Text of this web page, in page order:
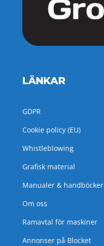
LÄNKAR
GDPR
Cookie policy (EU)
Whistleblowing
Grafisk material
Manualer & handböcker
Om oss
Ramavtal för maskiner
Annonser på Blocket